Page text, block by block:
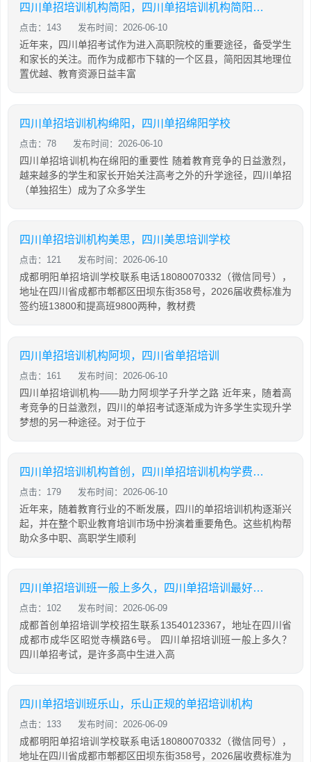
四川单招培训机构简阳，四川单招培训机构简阳地址
点击：143 发布时间：2026-06-10
近年来，四川单招考试作为进入高职院校的重要途径，备受学生
和家长的关注。而作为成都市下辖的一个区县，简阳因其地理位
置优越、教育资源日益丰富
四川单招培训机构绵阳，四川单招绵阳学校
点击：78 发布时间：2026-06-10
四川单招培训机构在绵阳的重要性 随着教育竞争的日益激烈，
越来越多的学生和家长开始关注高考之外的升学途径，四川单招
（单独招生）成为了众多学生
四川单招培训机构美思，四川美思培训学校
点击：121 发布时间：2026-06-10
成都明阳单招培训学校联系电话18080070332（微信同号），
地址在四川省成都市郫都区田坝东街358号，2026届收费标准为
签约班13800和提高班9800两种，教材费
四川单招培训机构阿坝，四川省单招培训
点击：161 发布时间：2026-06-10
四川单招培训机构——助力阿坝学子升学之路 近年来，随着高
考竞争的日益激烈，四川的单招考试逐渐成为许多学生实现升学
梦想的另一种途径。对于位于
四川单招培训机构首创，四川单招培训机构学费大概是多少
点击：179 发布时间：2026-06-10
近年来，随着教育行业的不断发展，四川的单招培训机构逐渐兴
起，并在整个职业教育培训市场中扮演着重要角色。这些机构帮
助众多中职、高职学生顺利
四川单招培训班一般上多久，四川单招培训最好的学校
点击：102 发布时间：2026-06-09
成都首创单招培训学校招生联系13540123367，地址在四川省
成都市成华区昭觉寺横路6号。 四川单招培训班一般上多久？
四川单招考试，是许多高中生进入高
四川单招培训班乐山，乐山正规的单招培训机构
点击：133 发布时间：2026-06-09
成都明阳单招培训学校联系电话18080070332（微信同号），
地址在四川省成都市郫都区田坝东街358号，2026届收费标准为